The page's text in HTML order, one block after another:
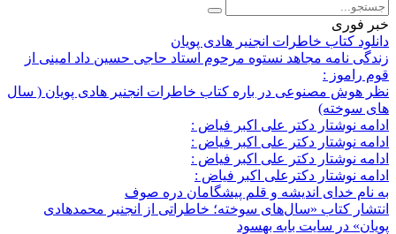
خبر فوری
دانلود کتاب خاطرات انجنیر هادی پویان
زندگی نامه مجاهد نستوه مرحوم استاد حاجی حسین داد امینی از
قوم راموز :
نظر هوش مصنوعی در باره کتاب خاطرات انجنیر هادی پویان ( سال
های سوخته)
ادامه نوشتار دکتر علی اکبر فیاض :
ادامه نوشتار دکتر علی اکبر فیاض :
ادامه نوشتار دکتر علی اکبر فیاض :
ادامه نوشتار دکترعلی اکبر فیاض :
به نام خدای اندیشه و قلم پیشگامان دره صوف
انتشار کتاب «سال‌های سوخته؛ خاطراتی از انجنیر محمدهادی
پویان» در سایت بابه بهسود